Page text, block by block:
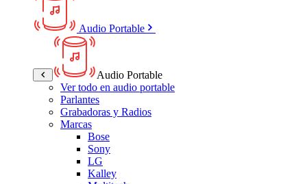
Audio Portable
Audio Portable
Ver todo en audio portable
Parlantes
Grabadoras y Radios
Marcas
Bose
Sony
LG
Kalley